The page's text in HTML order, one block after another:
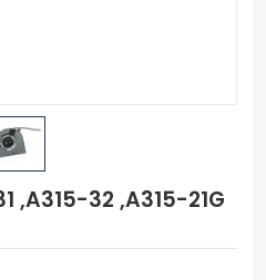
,A315-32 ,A315-21G